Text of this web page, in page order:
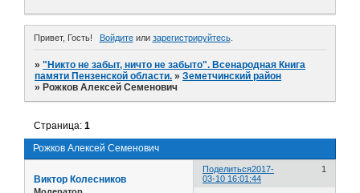
Привет, Гость! Войдитеили зарегистрируйтесь.
»"Никто не забыт, ничто не забыто". Всенародная Книга
памяти Пензенской области. »Земетчинский район
» Рожков Алексей Семенович
Рожков Алексей Семенович
Страница:1
Поделиться 1
2017-
03-10 16:01:44
Виктор Колесников